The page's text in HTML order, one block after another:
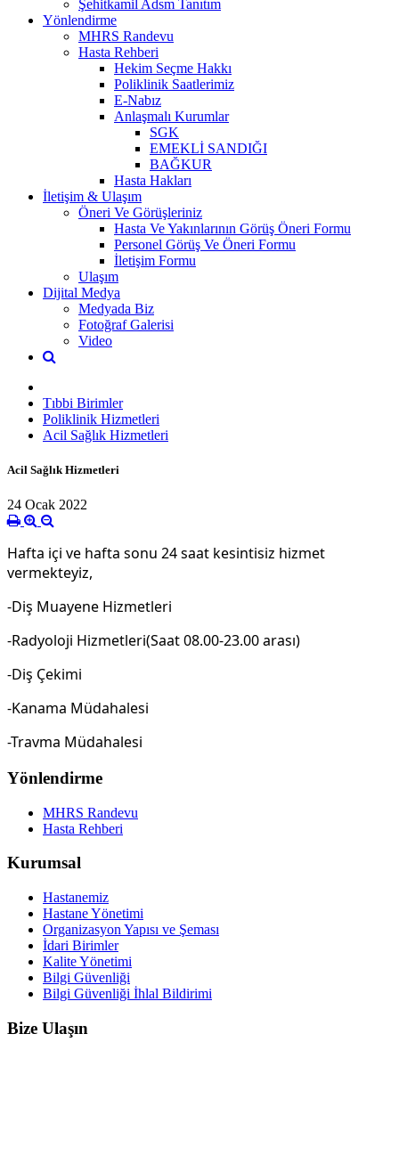
Şehitkamil Adsm Tanıtım
Yönlendirme
MHRS Randevu
Hasta Rehberi
Hekim Seçme Hakkı
Poliklinik Saatlerimiz
E-Nabız
Anlaşmalı Kurumlar
SGK
EMEKLİ SANDIĞI
BAĞKUR
Hasta Hakları
İletişim & Ulaşım
Öneri Ve Görüşleriniz
Hasta Ve Yakınlarının Görüş Öneri Formu
Personel Görüş Ve Öneri Formu
İletişim Formu
Ulaşım
Dijital Medya
Medyada Biz
Fotoğraf Galerisi
Video
Tıbbi Birimler
Poliklinik Hizmetleri
Acil Sağlık Hizmetleri
Acil Sağlık Hizmetleri
24 Ocak 2022
Hafta içi ve hafta sonu 24 saat kesintisiz hizmet
vermekteyiz,
-Diş Muayene Hizmetleri
-Radyoloji Hizmetleri(Saat 08.00-23.00 arası)
-Diş Çekimi
-Kanama Müdahalesi
-Travma Müdahalesi
Yönlendirme
MHRS Randevu
Hasta Rehberi
Kurumsal
Hastanemiz
Hastane Yönetimi
Organizasyon Yapısı ve Şeması
İdari Birimler
Kalite Yönetimi
Bilgi Güvenliği
Bilgi Güvenliği İhlal Bildirimi
Bize Ulaşın